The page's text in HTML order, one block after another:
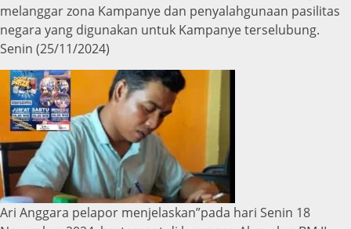
melanggar zona Kampanye dan penyalahgunaan pasilitas
negara yang digunakan untuk Kampanye terselubung.
Senin (25/11/2024)
Ari Anggara pelapor menjelaskan”pada hari Senin 18